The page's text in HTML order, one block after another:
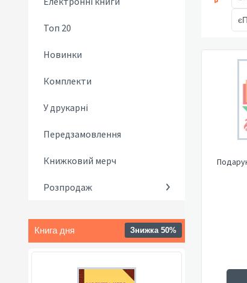
Топ 20
Новинки
Комплекти
У друкарні
Передзамовлення
Книжковий мерч
Розпродаж
Книга дня Знижка 50%